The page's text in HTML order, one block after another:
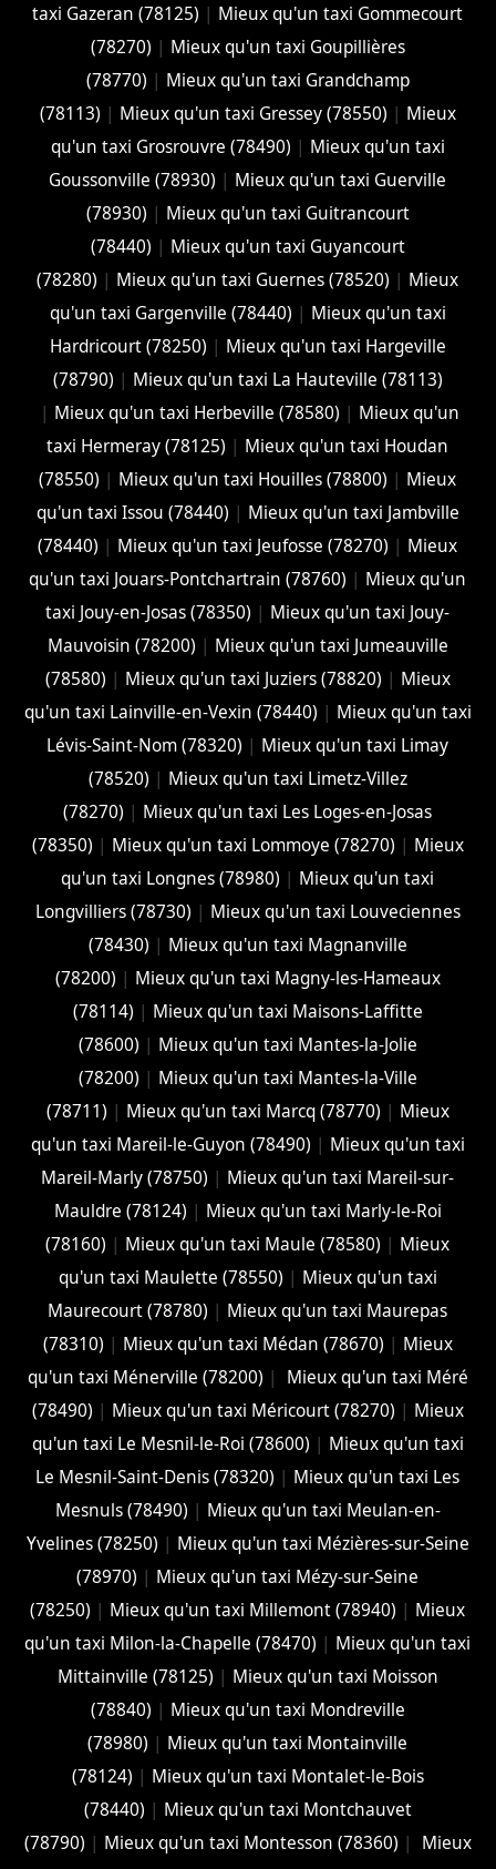
taxi Gazeran (78125) | Mieux qu'un taxi Gommecourt
(78270) | Mieux qu'un taxi Goupillières
(78770) | Mieux qu'un taxi Grandchamp
(78113) | Mieux qu'un taxi Gressey (78550) | Mieux
qu'un taxi Grosrouvre (78490) | Mieux qu'un taxi
Goussonville (78930) | Mieux qu'un taxi Guerville
(78930) | Mieux qu'un taxi Guitrancourt
(78440) | Mieux qu'un taxi Guyancourt
(78280) | Mieux qu'un taxi Guernes (78520) | Mieux
qu'un taxi Gargenville (78440) | Mieux qu'un taxi
Hardricourt (78250) | Mieux qu'un taxi Hargeville
(78790) | Mieux qu'un taxi La Hauteville (78113)
| Mieux qu'un taxi Herbeville (78580) | Mieux qu'un
taxi Hermeray (78125) | Mieux qu'un taxi Houdan
(78550) | Mieux qu'un taxi Houilles (78800) | Mieux
qu'un taxi Issou (78440) | Mieux qu'un taxi Jambville
(78440) | Mieux qu'un taxi Jeufosse (78270) | Mieux
qu'un taxi Jouars-Pontchartrain (78760) | Mieux qu'un
taxi Jouy-en-Josas (78350) | Mieux qu'un taxi Jouy-
Mauvoisin (78200) | Mieux qu'un taxi Jumeauville
(78580) | Mieux qu'un taxi Juziers (78820) | Mieux
qu'un taxi Lainville-en-Vexin (78440) | Mieux qu'un taxi
Lévis-Saint-Nom (78320) | Mieux qu'un taxi Limay
(78520) | Mieux qu'un taxi Limetz-Villez
(78270) | Mieux qu'un taxi Les Loges-en-Josas
(78350) | Mieux qu'un taxi Lommoye (78270) | Mieux
qu'un taxi Longnes (78980) | Mieux qu'un taxi
Longvilliers (78730) | Mieux qu'un taxi Louveciennes
(78430) | Mieux qu'un taxi Magnanville
(78200) | Mieux qu'un taxi Magny-les-Hameaux
(78114) | Mieux qu'un taxi Maisons-Laffitte
(78600) | Mieux qu'un taxi Mantes-la-Jolie
(78200) | Mieux qu'un taxi Mantes-la-Ville
(78711) | Mieux qu'un taxi Marcq (78770) | Mieux
qu'un taxi Mareil-le-Guyon (78490) | Mieux qu'un taxi
Mareil-Marly (78750) | Mieux qu'un taxi Mareil-sur-
Mauldre (78124) | Mieux qu'un taxi Marly-le-Roi
(78160) | Mieux qu'un taxi Maule (78580) | Mieux
qu'un taxi Maulette (78550) | Mieux qu'un taxi
Maurecourt (78780) | Mieux qu'un taxi Maurepas
(78310) | Mieux qu'un taxi Médan (78670) | Mieux
qu'un taxi Ménerville (78200) |
Mieux qu'un taxi Méré
(78490) | Mieux qu'un taxi Méricourt (78270) | Mieux
qu'un taxi Le Mesnil-le-Roi (78600) | Mieux qu'un taxi
Le Mesnil-Saint-Denis (78320) | Mieux qu'un taxi Les
Mesnuls (78490) | Mieux qu'un taxi Meulan-en-
Yvelines (78250) | Mieux qu'un taxi Mézières-sur-Seine
(78970) | Mieux qu'un taxi Mézy-sur-Seine
(78250) | Mieux qu'un taxi Millemont (78940) | Mieux
qu'un taxi Milon-la-Chapelle (78470) | Mieux qu'un taxi
Mittainville (78125) | Mieux qu'un taxi Moisson
(78840) | Mieux qu'un taxi Mondreville
(78980) | Mieux qu'un taxi Montainville
(78124) | Mieux qu'un taxi Montalet-le-Bois
(78440) | Mieux qu'un taxi Montchauvet
(78790) | Mieux qu'un taxi Montesson (78360) |
Mieux